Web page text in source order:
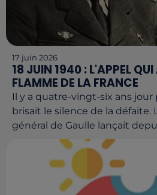
17 juin 2026
18 JUIN 1940 : L'APPEL
FLAMME DE LA FRANCE
Il y a quatre-vingt-six ans jour
brisait le silence de la défaite.
général de Gaulle lançait